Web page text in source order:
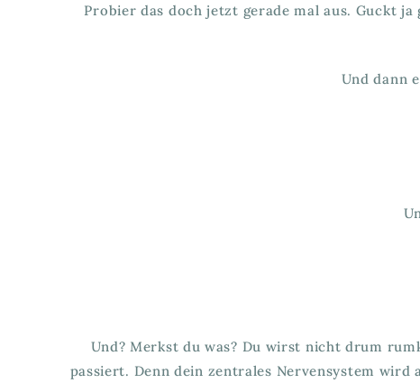
Probier das doch jetzt gerade mal aus. Guckt
Und dann
Und? Merkst du was? Du wirst nicht drum
passiert. Denn dein zentrales Nervensystem wird